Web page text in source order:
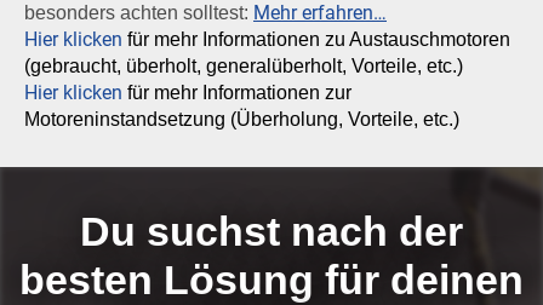
besonders achten solltest: Mehr erfahren…
Hier klicken für mehr Informationen zu Austauschmotoren
(gebraucht, überholt, generalüberholt, Vorteile, etc.)
Hier klicken für mehr Informationen zur
Motoreninstandsetzung (Überholung, Vorteile, etc.)
Du suchst nach der
besten Lösung für deinen